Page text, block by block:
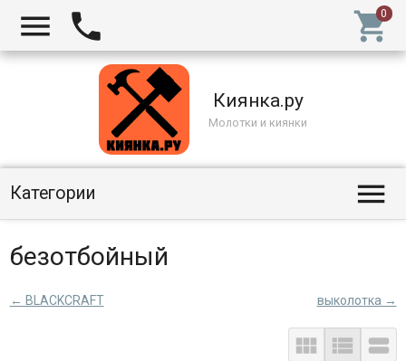
  
Киянка.ру
Молотки и киянки
Категории 
безотбойный
выколотка →
← BLACKCRAFT
  